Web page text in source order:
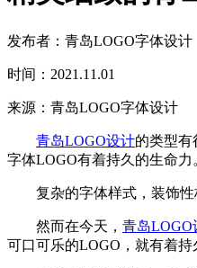
发布者：青岛LOGO字体设计
时间：2021.11.01
来源：青岛LOGO字体设计
青岛LOGO设计的类型有
字体LOGO有着持久的生命力
复杂的字体样式，装饰性极
然而在今天， 青岛LOGO
可口可乐的LOGO，就有着